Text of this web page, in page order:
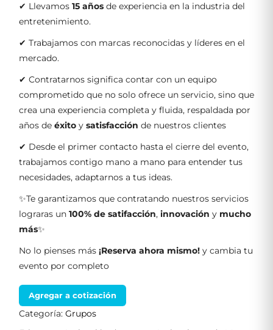
✔ Llevamos 15 años de experiencia en la industria del
entretenimiento.
✔ Trabajamos con marcas reconocidas y líderes en el
mercado.
✔ Contratarnos significa contar con un equipo
comprometido que no solo ofrece un servicio, sino que
crea una experiencia completa y fluida, respaldada por
años de éxito y satisfacción de nuestros clientes
✔ Desde el primer contacto hasta el cierre del evento,
trabajamos contigo mano a mano para entender tus
necesidades, adaptarnos a tus ideas.
✨Te garantizamos que contratando nuestros servicios
lograras un 100% de satifacción, innovación y mucho
más✨
No lo pienses más ¡Reserva ahora mismo! y cambia tu
evento por completo
Agregar a cotización
Categoría: Grupos